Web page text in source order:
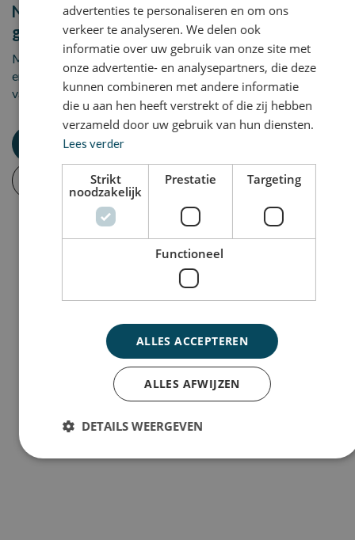
Nog niet de juiste vacature
gevonden?
Maak een Job alert aan en wij laten het direct weten wanneer
er een
vacature beschikbaar komt!
Inschrijven
advertenties te personaliseren en om ons
verkeer te analyseren. We delen ook
informatie over uw gebruik van onze site met
onze advertentie- en analysepartners, die deze
kunnen combineren met andere informatie
die u aan hen heeft verstrekt of die zij hebben
verzameld door uw gebruik van hun diensten.
Lees verder
Strikt
noodzakelijk
Prestatie Targeting
Functioneel
ALLES ACCEPTEREN
ALLES AFWIJZEN
DETAILS WEERGEVEN